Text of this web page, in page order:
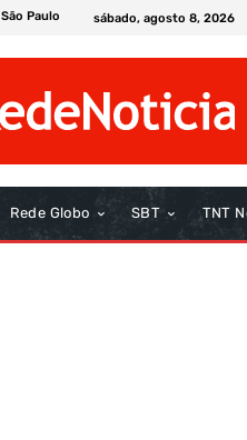
São Paulo sábado, agosto 8, 2026
Rede Globo SBT TNT